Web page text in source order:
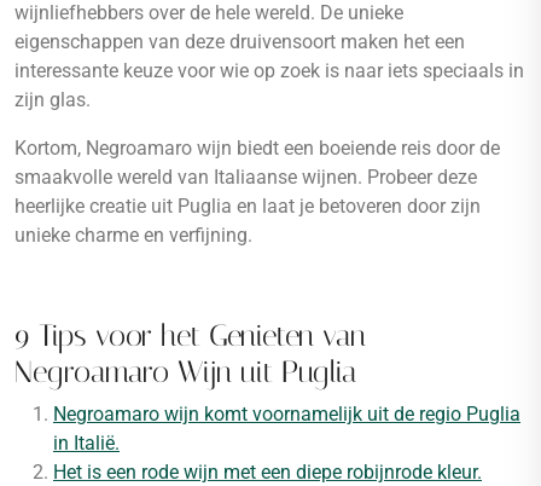
wijnliefhebbers over de hele wereld. De unieke
eigenschappen van deze druivensoort maken het een
interessante keuze voor wie op zoek is naar iets speciaals in
zijn glas.
Kortom, Negroamaro wijn biedt een boeiende reis door de
smaakvolle wereld van Italiaanse wijnen. Probeer deze
heerlijke creatie uit Puglia en laat je betoveren door zijn
unieke charme en verfijning.
9 Tips voor het Genieten van
Negroamaro Wijn uit Puglia
Negroamaro wijn komt voornamelijk uit de regio Puglia
in Italië.
Het is een rode wijn met een diepe robijnrode kleur.